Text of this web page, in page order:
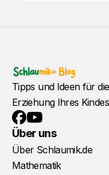
Tipps und Ideen für
Erziehung Ihres Kindes
Facebook
YouTube
Über uns
Über Schlaumik.de
Mathematik